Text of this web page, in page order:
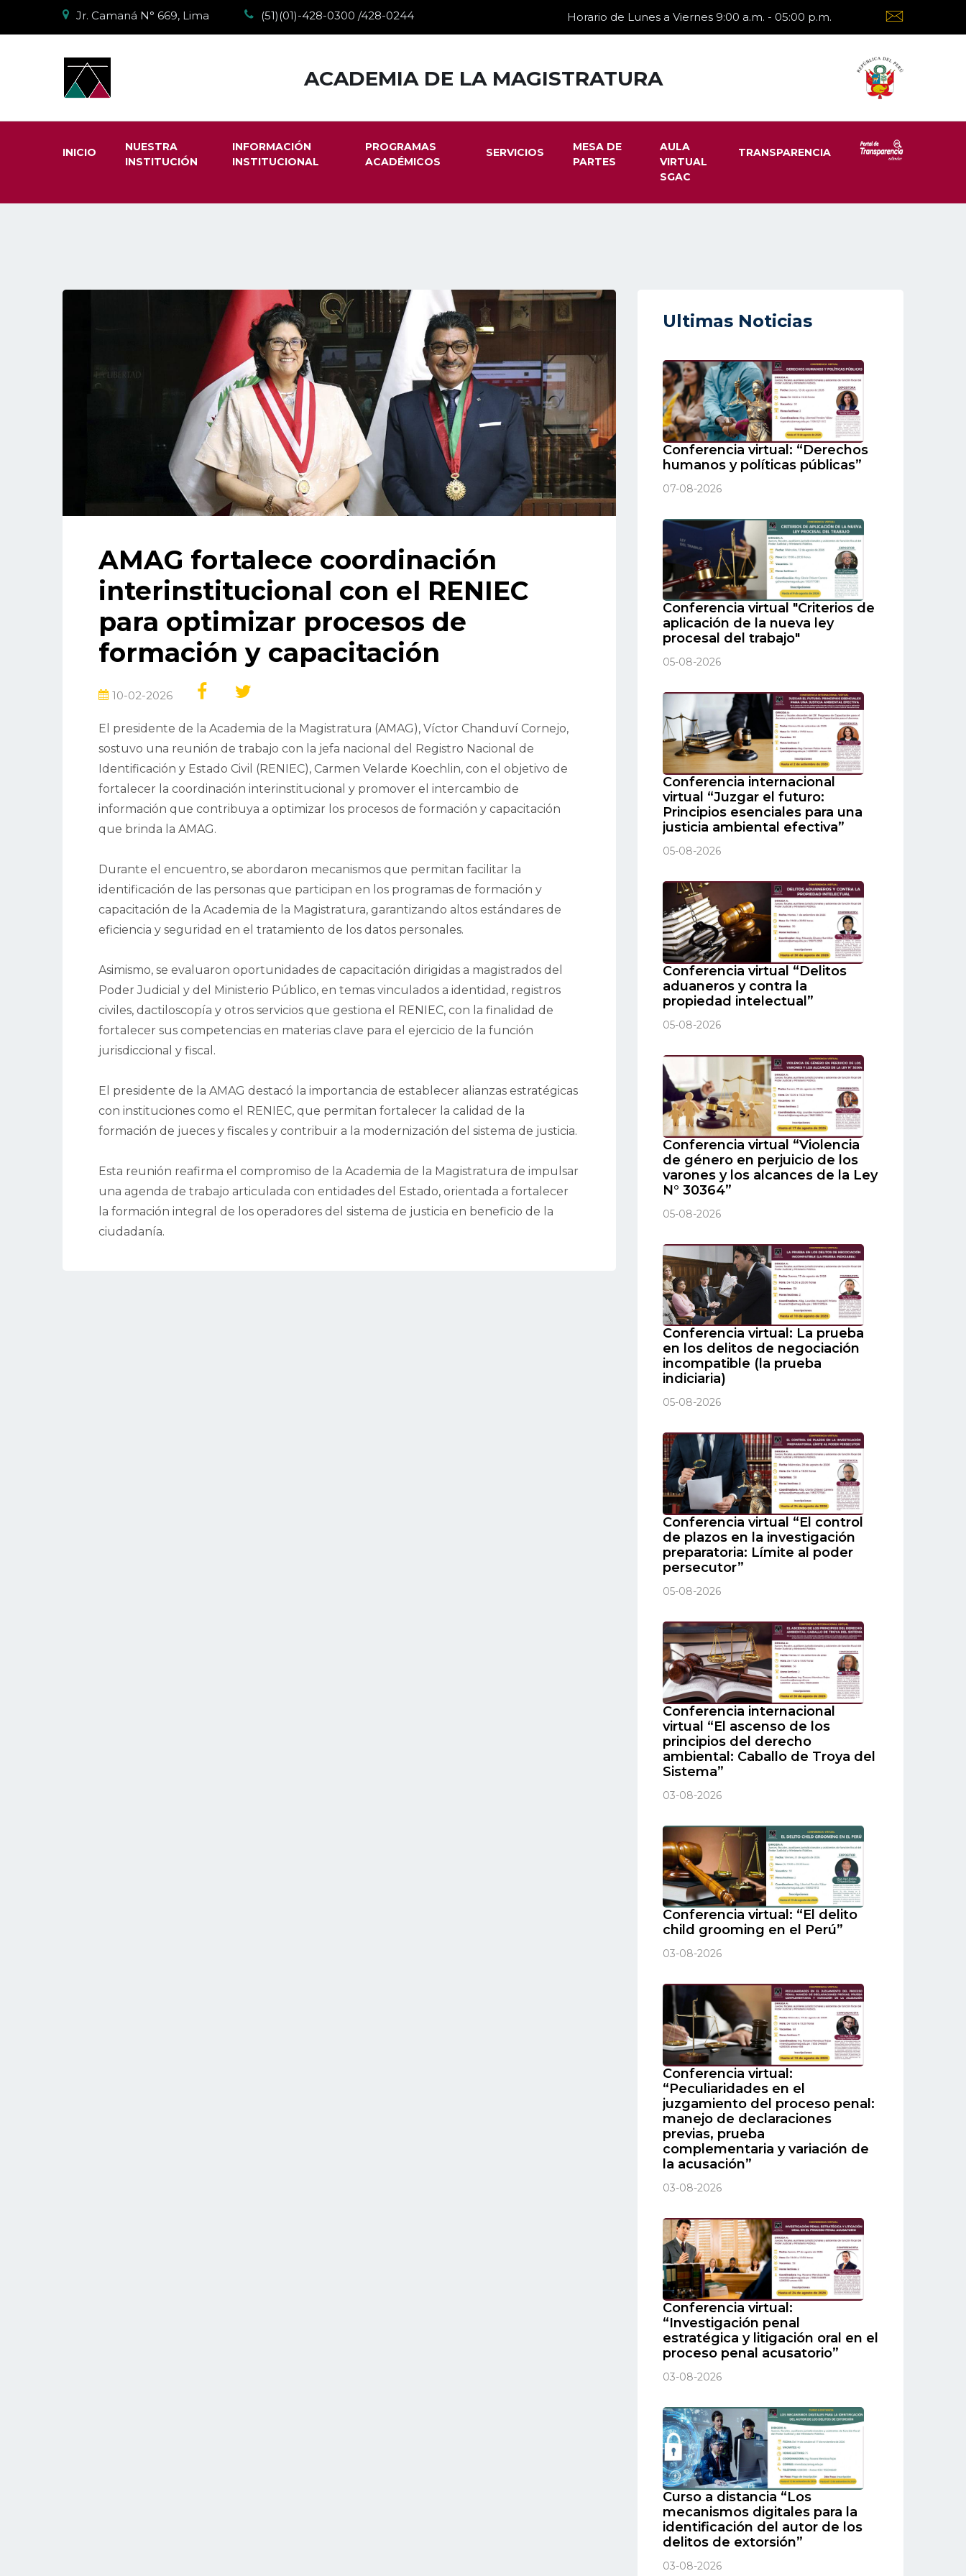
Jr. Camaná N° 669, Lima (51)(01)-428-0300 /428-0244 Horario de Lunes a Viernes 9:00 a.m. - 05:00 p.m.
ACADEMIA DE LA MAGISTRATURA
INICIO
NUESTRA
INSTITUCIÓN
INFORMACIÓN
INSTITUCIONAL
PROGRAMAS
ACADÉMICOS
SERVICIOS
MESA DE
PARTES
AULA
VIRTUAL
SGAC
TRANSPARENCIA
AMAG fortalece coordinación
interinstitucional con el RENIEC
para optimizar procesos de
formación y capacitación
10-02-2026
El presidente de la Academia de la Magistratura (AMAG), Víctor Chanduví Cornejo,
sostuvo una reunión de trabajo con la jefa nacional del Registro Nacional de
Identificación y Estado Civil (RENIEC), Carmen Velarde Koechlin, con el objetivo de
fortalecer la coordinación interinstitucional y promover el intercambio de
información que contribuya a optimizar los procesos de formación y capacitación
que brinda la AMAG.
Durante el encuentro, se abordaron mecanismos que permitan facilitar la
identificación de las personas que participan en los programas de formación y
capacitación de la Academia de la Magistratura, garantizando altos estándares de
eficiencia y seguridad en el tratamiento de los datos personales.
Asimismo, se evaluaron oportunidades de capacitación dirigidas a magistrados del
Poder Judicial y del Ministerio Público, en temas vinculados a identidad, registros
civiles, dactiloscopía y otros servicios que gestiona el RENIEC, con la finalidad de
fortalecer sus competencias en materias clave para el ejercicio de la función
jurisdiccional y fiscal.
El presidente de la AMAG destacó la importancia de establecer alianzas estratégicas
con instituciones como el RENIEC, que permitan fortalecer la calidad de la
formación de jueces y fiscales y contribuir a la modernización del sistema de justicia.
Esta reunión reafirma el compromiso de la Academia de la Magistratura de impulsar
una agenda de trabajo articulada con entidades del Estado, orientada a fortalecer
la formación integral de los operadores del sistema de justicia en beneficio de la
ciudadanía.
Ultimas Noticias
Conferencia virtual: “Derechos
humanos y políticas públicas”
07-08-2026
Conferencia virtual "Criterios de
aplicación de la nueva ley
procesal del trabajo"
05-08-2026
Conferencia internacional
virtual “Juzgar el futuro:
Principios esenciales para una
justicia ambiental efectiva”
05-08-2026
Conferencia virtual “Delitos
aduaneros y contra la
propiedad intelectual”
05-08-2026
Conferencia virtual “Violencia
de género en perjuicio de los
varones y los alcances de la Ley
N° 30364”
05-08-2026
Conferencia virtual: La prueba
en los delitos de negociación
incompatible (la prueba
indiciaria)
05-08-2026
Conferencia virtual “El control
de plazos en la investigación
preparatoria: Límite al poder
persecutor”
05-08-2026
Conferencia internacional
virtual “El ascenso de los
principios del derecho
ambiental: Caballo de Troya del
Sistema”
03-08-2026
Conferencia virtual: “El delito
child grooming en el Perú”
03-08-2026
Conferencia virtual:
“Peculiaridades en el
juzgamiento del proceso penal:
manejo de declaraciones
previas, prueba
complementaria y variación de
la acusación”
03-08-2026
Conferencia virtual:
“Investigación penal
estratégica y litigación oral en el
proceso penal acusatorio”
03-08-2026
Curso a distancia “Los
mecanismos digitales para la
identificación del autor de los
delitos de extorsión”
03-08-2026